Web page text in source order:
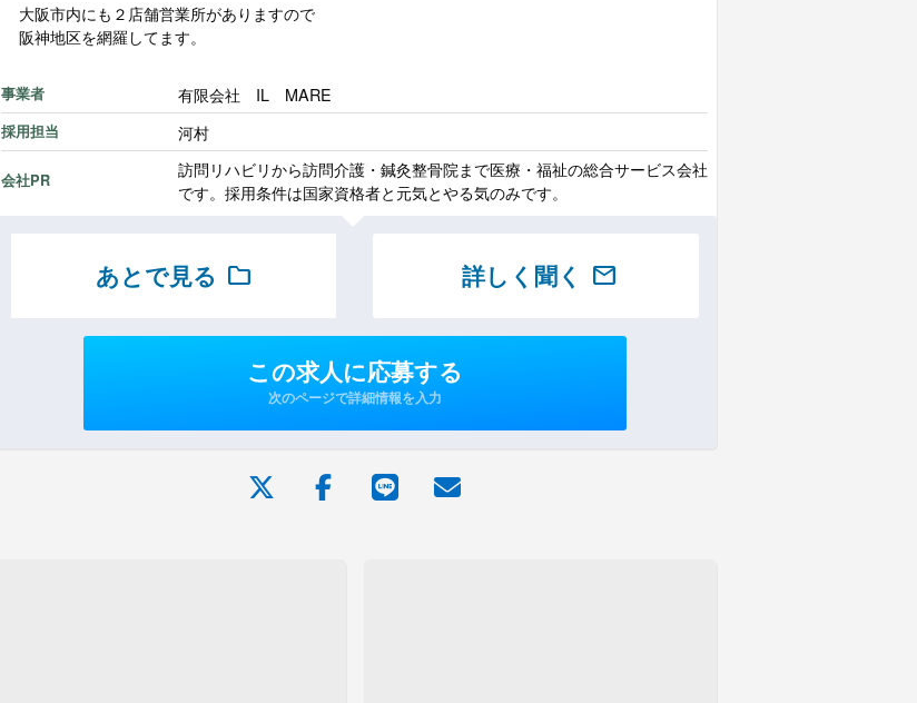
大阪市内にも２店舗営業所がありますので
阪神地区を網羅してます。
事業者 有限会社 IL MARE
採用担当 河村
会社PR
訪問リハビリから訪問介護・鍼灸整骨院まで医療・福祉の総合サービス会社
です。採用条件は国家資格者と元気とやる気のみです。
あとで見る folder 詳しく聞く mail
この求人に応募する
次のページで詳細情報を入力